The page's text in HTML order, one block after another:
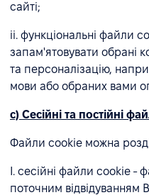
сайті;
ii. функціональні файли
запам'ятовувати обрані
та персоналізацію,
мови або обраних вами
c) Сесійні та постійні
Файли cookie можна
I. сесійні файли cookie -
поточним відвідуванням